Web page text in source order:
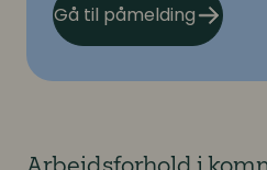
Gå til påmelding